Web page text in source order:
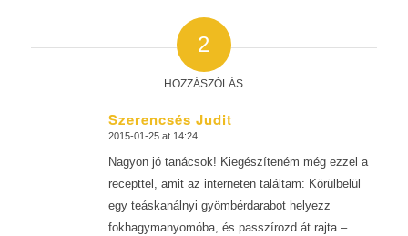
2
HOZZÁSZÓLÁS
Szerencsés Judit
says:
2015-01-25 at 14:24
Nagyon jó tanácsok! Kiegészíteném még ezzel a
recepttel, amit az interneten találtam: Körülbelül
egy teáskanálnyi gyömbérdarabot helyezz
fokhagymanyomóba, és passzírozd át rajta –